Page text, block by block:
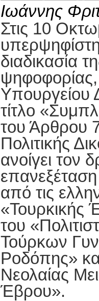
Ιωάννης
Στις 10
διαδικασία
Υπουργείου
τίτλο
του Άρθρου
Πολιτικής
ανοίγει τον
από τις
«Τουρκικής
του
Τούρκων
Ροδόπης»
Νεολαίας
Έβρου».